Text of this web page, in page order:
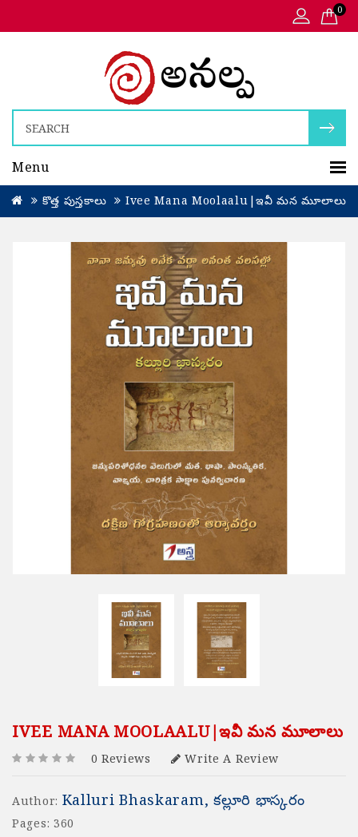
0
Menu
కొత్త పుస్తకాలు Ivee Mana Moolaalu|ఇవీ మన మూలాలు
IVEE MANA MOOLAALU|ఇవీ మన మూలాలు
0 Reviews Write A Review
Author: Kalluri Bhaskaram, కల్లూరి భాస్కరం
Pages: 360